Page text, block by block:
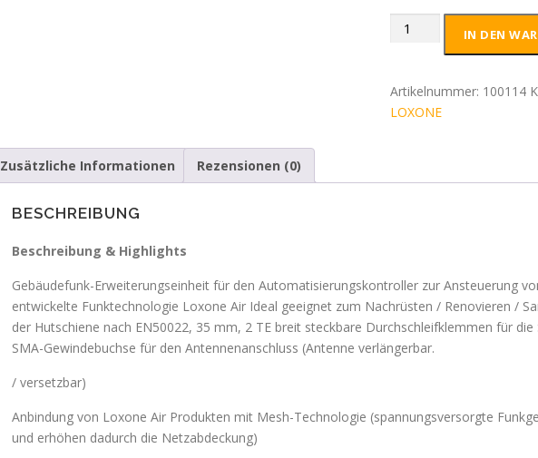
Loxone
Extension
Menge
IN DEN
Artikelnummer: 100114
LOXONE
Zusätzliche Informationen Rezensionen (0)
BESCHREIBUNG
Beschreibung & Highlights
Gebäudefunk-Erweiterungseinheit für den Automatisierungskontroller zur Ansteuerung
entwickelte Funktechnologie Loxone Air Ideal geeignet zum Nachrüsten / Renovieren /
der Hutschiene nach EN50022, 35 mm, 2 TE breit steckbare Durchschleifklemmen für
SMA-Gewindebuchse für den Antennenanschluss (Antenne verlängerbar.
/ versetzbar)
Anbindung von Loxone Air Produkten mit Mesh-Technologie (spannungsversorgte
und erhöhen dadurch die Netzabdeckung)